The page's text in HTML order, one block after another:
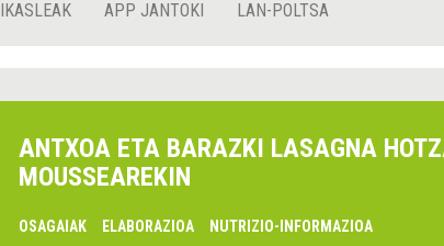
IKASLEAK APP JANTOKI LAN-POLTSA
ANTXOA ETA BARAZKI LASAGNA
MOUSSEAREKIN
OSAGAIAK ELABORAZIOA NUTRIZIO-INFORMAZIOA